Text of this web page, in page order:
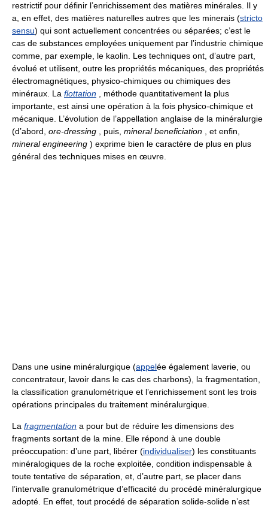
restrictif pour définir l’enrichissement des matières minérales. Il y
a, en effet, des matières naturelles autres que les minerais (stricto
sensu) qui sont actuellement concentrées ou séparées; c’est le
cas de substances employées uniquement par l’industrie chimique
comme, par exemple, le kaolin. Les techniques ont, d’autre part,
évolué et utilisent, outre les propriétés mécaniques, des propriétés
électromagnétiques, physico-chimiques ou chimiques des
minéraux. La flottation , méthode quantitativement la plus
importante, est ainsi une opération à la fois physico-chimique et
mécanique. L’évolution de l’appellation anglaise de la minéralurgie
(d’abord, ore-dressing , puis, mineral beneficiation , et enfin,
mineral engineering ) exprime bien le caractère de plus en plus
général des techniques mises en œuvre.
Dans une usine minéralurgique (appelée également laverie, ou
concentrateur, lavoir dans le cas des charbons), la fragmentation,
la classification granulométrique et l’enrichissement sont les trois
opérations principales du traitement minéralurgique.
La fragmentation a pour but de réduire les dimensions des
fragments sortant de la mine. Elle répond à une double
préoccupation: d’une part, libérer (individualiser) les constituants
minéralogiques de la roche exploitée, condition indispensable à
toute tentative de séparation, et, d’autre part, se placer dans
l’intervalle granulométrique d’efficacité du procédé minéralurgique
adopté. En effet, tout procédé de séparation solide-solide n’est